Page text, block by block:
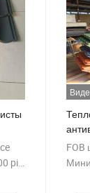
piece
FOB